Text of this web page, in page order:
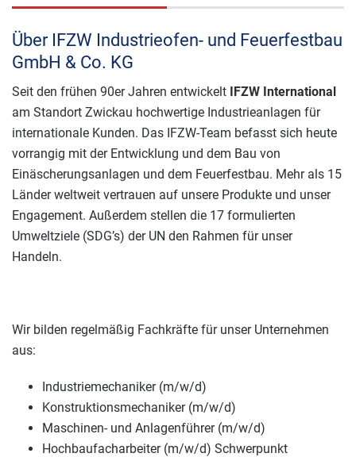
Über IFZW Industrieofen- und Feuerfestbau
GmbH & Co. KG
Seit den frühen 90er Jahren entwickelt IFZW International
am Standort Zwickau hochwertige Industrieanlagen für
internationale Kunden. Das IFZW-Team befasst sich heute
vorrangig mit der Entwicklung und dem Bau von
Einäscherungsanlagen und dem Feuerfestbau. Mehr als 15
Länder weltweit vertrauen auf unsere Produkte und unser
Engagement. Außerdem stellen die 17 formulierten
Umweltziele (SDG’s) der UN den Rahmen für unser
Handeln.
Wir bilden regelmäßig Fachkräfte für unser Unternehmen
aus:
Industriemechaniker (m/w/d)
Konstruktionsmechaniker (m/w/d)
Maschinen- und Anlagenführer (m/w/d)
Hochbaufacharbeiter (m/w/d) Schwerpunkt